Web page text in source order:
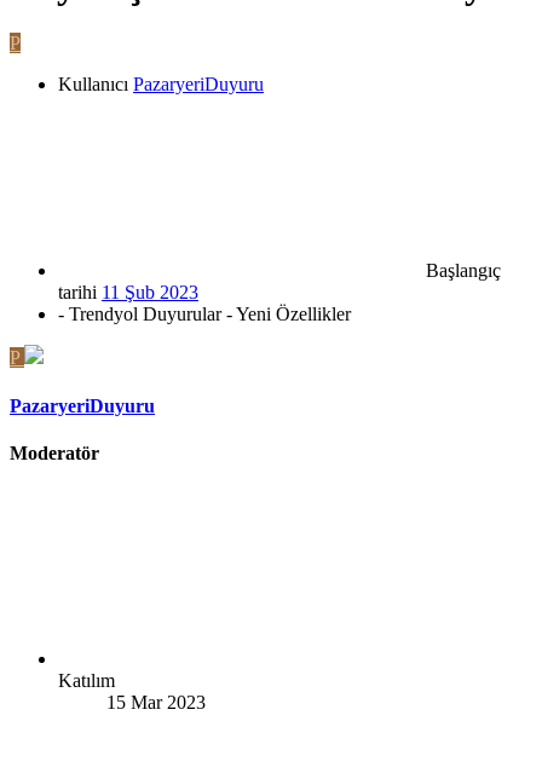
P
Kullanıcı PazaryeriDuyuru
Başlangıç
tarihi 11 Şub 2023
- Trendyol Duyurular - Yeni Özellikler
P
PazaryeriDuyuru
Moderatör
Katılım
15 Mar 2023